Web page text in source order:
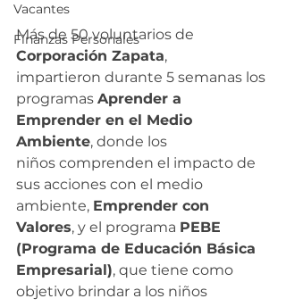
Vacantes
Finanzas Personales
Más de 50 voluntarios de
Corporación Zapata,
impartieron durante 5 semanas los
programas Aprender a
Emprender en el Medio
Ambiente, donde los
niños comprenden el impacto de
sus acciones con el medio
ambiente, Emprender con
Valores, y el programa PEBE
(Programa de Educación Básica
Empresarial), que tiene como
objetivo brindar a los niños